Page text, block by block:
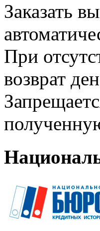
Заказать
При
возврат